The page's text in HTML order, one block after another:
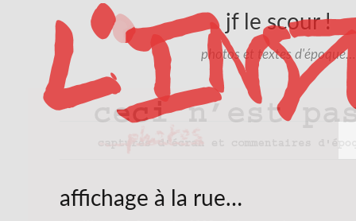
jf le scour !
photos et textes d'époque…
affichage à la rue…